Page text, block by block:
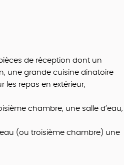
de réception dont un
une grande cuisine dinatoire
les repas en extérieur,
chambre, une salle d’eau,
(ou troisième chambre) une